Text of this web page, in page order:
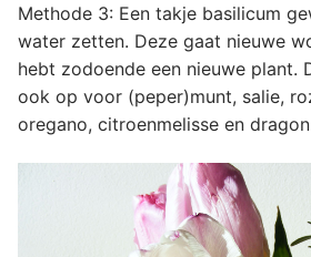
Methode 3: Een takje basilicum
water zetten. Deze gaat nieuwe
hebt zodoende een nieuwe plant.
ook op voor (peper)munt, salie,
oregano, citroenmelisse en